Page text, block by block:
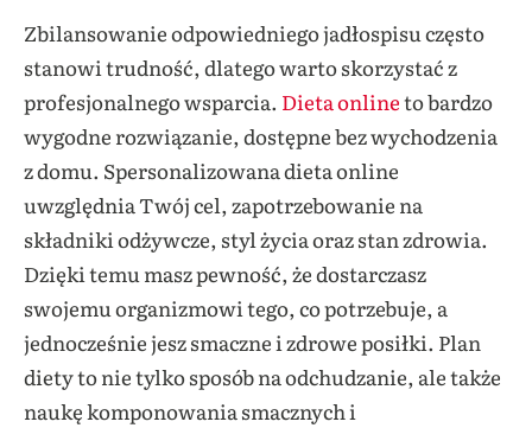
Zbilansowanie odpowiedniego jadłospisu często
stanowi trudność, dlatego warto skorzystać z
profesjonalnego wsparcia. Dieta onlineto bardzo
wygodne rozwiązanie, dostępne bez wychodzenia
z domu. Spersonalizowana dieta online
uwzględnia Twój cel, zapotrzebowanie na
składniki odżywcze, styl życia oraz stan zdrowia.
Dzięki temu masz pewność, że dostarczasz
swojemu organizmowi tego, co potrzebuje, a
jednocześnie jesz smaczne i zdrowe posiłki. Plan
diety to nie tylko sposób na odchudzanie, ale także
naukę komponowania smacznych i